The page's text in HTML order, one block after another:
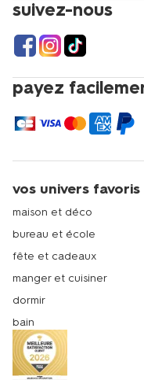
mêmes dimensions,
coucher. Vous
commande dans votre
clients déjà avant
HEMA est considéré
lelinge de litpar cher
de sommeil paisible et
suivez-nous
payez
vos univers favoris
maison et déco
bureau et école
fête et cadeaux
manger et cuisiner
dormir
bain